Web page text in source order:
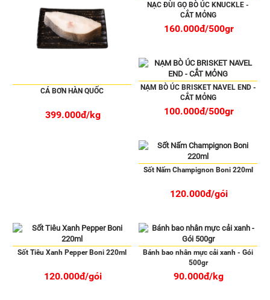
CÁ BƠN HÀN QUỐC
399.000đ/kg
NẠC ĐÙI GỌ BÒ ÚC KNUCKLE -
CẮT MỎNG
160.000đ/500gr
NẠM BÒ ÚC BRISKET NAVEL END -
CẮT MỎNG
100.000đ/500gr
Sốt Nấm Champignon Boni 220ml
120.000đ/gói
Sốt Tiêu Xanh Pepper Boni 220ml
120.000đ/gói
Bánh bao nhân mực cải xanh - Gói
500gr
90.000đ/kg